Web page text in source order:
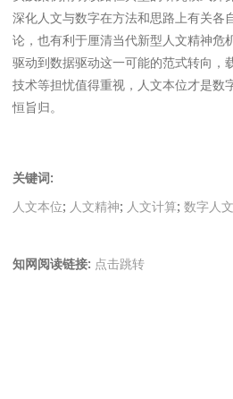
深化人文与数字在方法和思路上有关各
论，也有利于厘清当代新型人文精神危
驱动到数据驱动这一可能的范式转向，
技术等担忧值得重视，人文本位才是数
恒旨归。
关键词:
人文本位; 人文精神; 人文计算;数字人文
知网阅读链接: 点击跳转